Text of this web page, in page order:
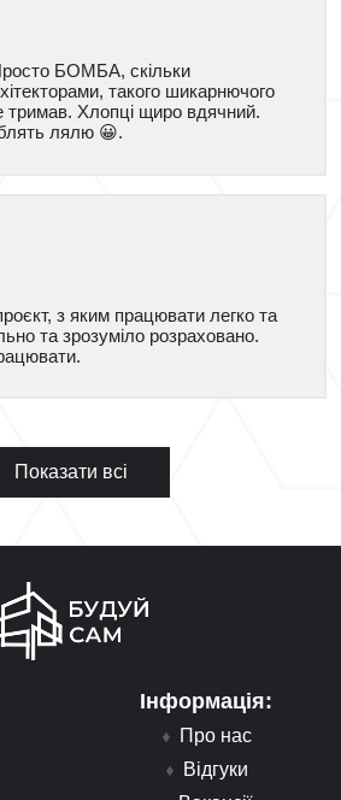
БОМБА, скільки
такого шикарнючого
тримав. Хлопці щиро вдячний.
лялю 😀.
з яким працювати легко та
та зрозуміло розраховано.
Показати всі
Інформація:
Про нас
Відгуки